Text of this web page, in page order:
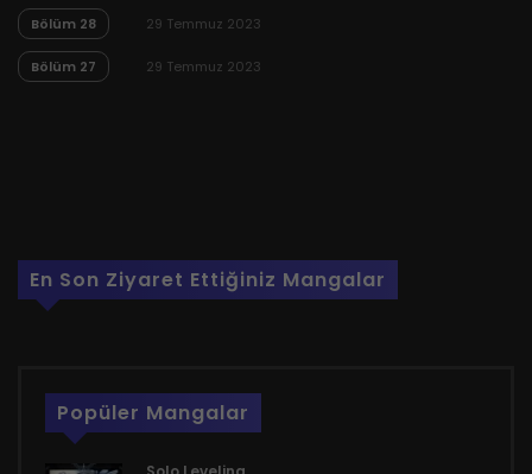
Bölüm 28 29 Temmuz 2023
Bölüm 27 29 Temmuz 2023
En Son Ziyaret Ettiğiniz Mangalar
Popüler Mangalar